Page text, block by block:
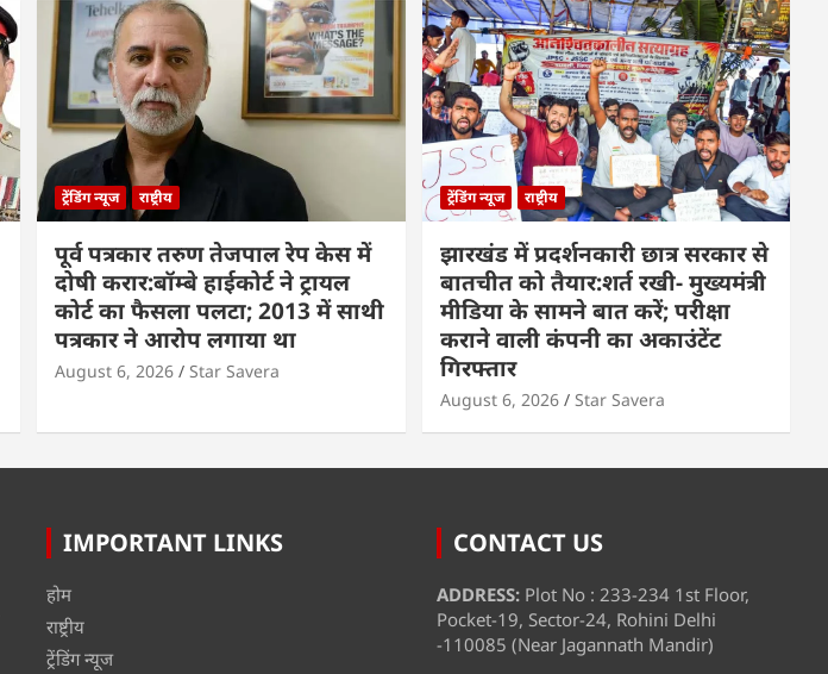
ट्रेंडिंग न्यूज राष्ट्रीय
पूर्व पत्रकार तरुण तेजपाल रेप केस में
दोषी करार:बॉम्बे हाईकोर्ट ने ट्रायल
कोर्ट का फैसला पलटा; 2013 में साथी
पत्रकार ने आरोप लगाया था
August 6, 2026 Star Savera
ट्रेंडिंग न्यूज राष्ट्रीय
झारखंड में प्रदर्शनकारी छात्र सरकार से
बातचीत को तैयार:शर्त रखी- मुख्यमंत्री
मीडिया के सामने बात करें; परीक्षा
कराने वाली कंपनी का अकाउंटेंट
गिरफ्तार
August 6, 2026 Star Savera
IMPORTANT LINKS
होम
राष्ट्रीय
ट्रेंडिंग न्यूज
CONTACT US
ADDRESS: Plot No : 233-234 1st Floor,
Pocket-19, Sector-24, Rohini Delhi
-110085 (Near Jagannath Mandir)